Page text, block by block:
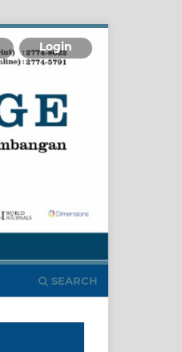
SEARCH
Login